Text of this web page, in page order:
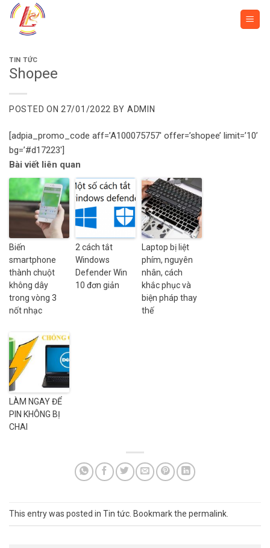
Skip
content
TIN TỨC
Shopee
POSTED ON 27/01/2022 BY ADMIN
[adpia_promo_code aff=’A100075757′ offer=’shopee’ limit=’10’
bg=’#d17223′]
Bài viết liên quan
Biến
smartphone
thành chuột
không dây
trong vòng 3
nốt nhạc
2 cách tắt
Windows
Defender Win
10 đơn giản
Laptop bị liệt
phím, nguyên
nhân, cách
khắc phục và
biện pháp thay
thế
LÀM NGAY ĐỂ
PIN KHÔNG BỊ
CHAI
This entry was posted in Tin tức . Bookmark the permalink